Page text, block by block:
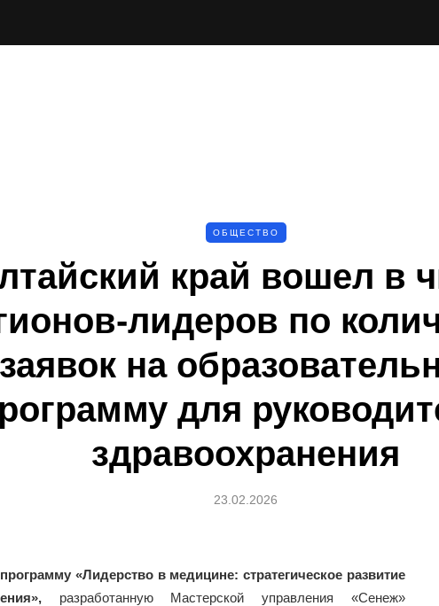
ОБЩЕСТВО
край вошел в
лидеров по
заявок на
для
здравоохранения
23.02.2026
«Лидерство в медицине: стратегическое развитие
разработанную Мастерской управления «Сенеж»